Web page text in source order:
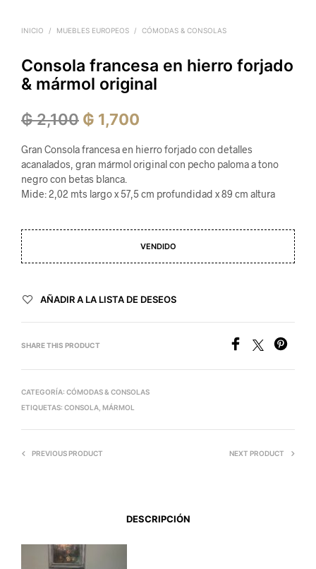
INICIO / MUEBLES EUROPEOS / CÓMODAS & CONSOLAS
Consola francesa en hierro forjado
& mármol original
₲2,100 El
precio
original
era:
₲ 1,700
precio
actual
es:
Gran Consola francesa en hierro forjado con detalles
acanalados, gran mármol original con pecho paloma a tono
negro con betas blanca.
Mide: 2,02 mts largo x 57,5 cm profundidad x 89 cm altura
VENDIDO
AÑADIR A LA LISTA DE DESEOS
SHARE THIS PRODUCT
CATEGORÍA: CÓMODAS & CONSOLAS
ETIQUETAS: CONSOLA MÁRMOL
PREVIOUS PRODUCT NEXT PRODUCT
DESCRIPCIÓN